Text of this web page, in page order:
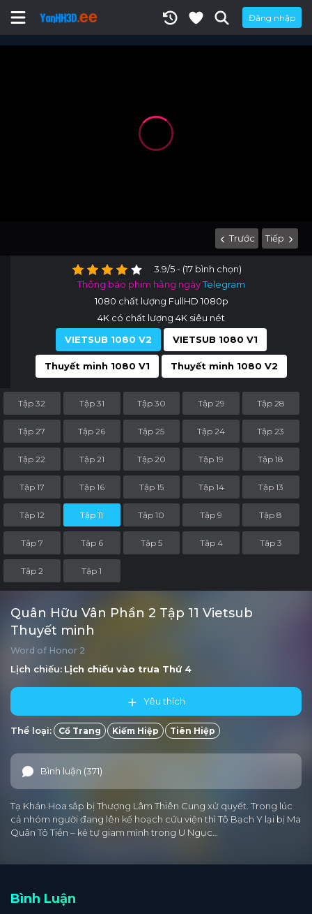
Đăng nhập
Trước Tiếp
3.9/5 - (17 bình chọn)
Thông báo phim hằng ngàyTelegram
1080 chất lượng FullHD 1080p
4K có chất lượng 4K siêu nét
VIETSUB 1080 V2
VIETSUB 1080 V1
Thuyết minh 1080 V1 Thuyết minh 1080 V2
Tập 32 Tập 31 Tập 30 Tập 29 Tập 28
Tập 27 Tập 26 Tập 25 Tập 24 Tập 23
Tập 22 Tập 21 Tập 20 Tập 19 Tập 18
Tập 17 Tập 16 Tập 15 Tập 14 Tập 13
Tập 12 Tập 11 Tập 10 Tập 9 Tập 8
Tập 7 Tập 6 Tập 5 Tập 4 Tập 3
Tập 2 Tập 1
Quân Hữu Vân Phần 2 Tập 11 Vietsub
Thuyết minh
Word of Honor 2
Lịch chiếu: Lịch chiếu vào trưa Thứ 4
Yêu thích
Thể loại: Cổ Trang Kiếm Hiệp Tiên Hiệp
Bình luận (371)
Tạ Khán Hoa sắp bị Thượng Lâm Thiên Cung xử quyết. Trong lúc
cả nhóm người đang lên kế hoạch cứu viện thì Tô Bạch Y lại bị Ma
Quân Tô Tiển – kẻ tự giam mình trong U Ngục…
Bình Luận